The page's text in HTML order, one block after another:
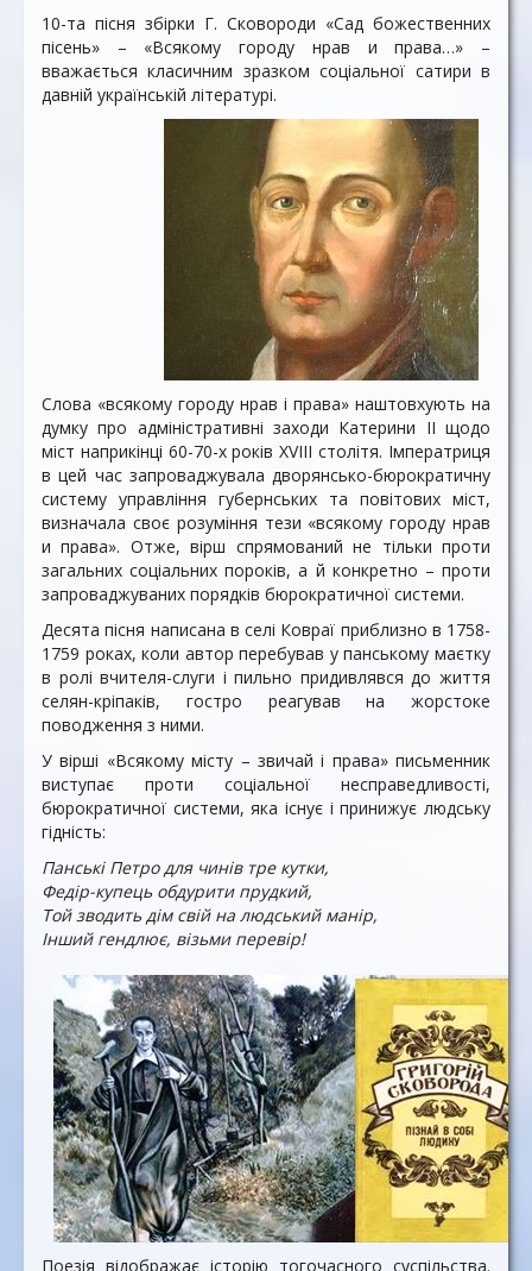
10-та пісня збірки Г. Сковороди «Сад божественних
пісень» – «Всякому городу нрав и права…» –
вважається класичним зразком соціальної сатири в
давній українській літературі.
Слова «всякому городу нрав і права» наштовхують на
думку про адміністративні заходи Катерини II щодо
міст наприкінці 60-70-х років XVIII столітя. Імператриця
в цей час запроваджувала дворянсько-бюрократичну
систему управління губернських та повітових міст,
визначала своє розуміння тези «всякому городу нрав
и права». Отже, вірш спрямований не тільки проти
загальних соціальних пороків, а й конкретно – проти
запроваджуваних порядків бюрократичної системи.
Десята пісня написана в селі Ковраї приблизно в 1758-
1759 pоках, коли автор перебував у панському маєтку
в ролі вчителя-слуги і пильно придивлявся до життя
селян-кріпаків, гостро реагував на жорстоке
поводження з ними.
У вірші «Всякому місту – звичай і права» письменник
виступає проти соціальної несправедливості,
бюрократичної системи, яка існує і принижує людську
гідність:
Панські Петро для чинів тре кутки,
Федір-купець обдурити прудкий,
Той зводить дім свій на людський манір,
Інший гендлює, візьми перевір!
Поезія відображає історію тогочасного суспільства.